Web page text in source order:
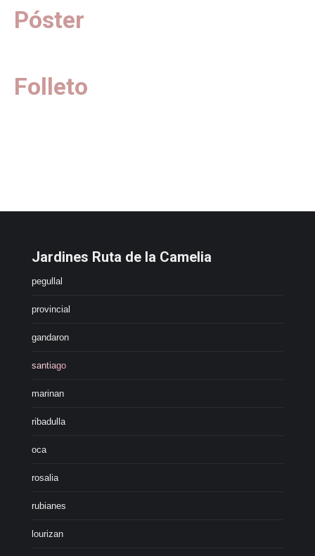
Póster
Folleto
Jardines Ruta de la Camelia
pegullal
provincial
gandaron
santiago
marinan
ribadulla
oca
rosalia
rubianes
lourizan